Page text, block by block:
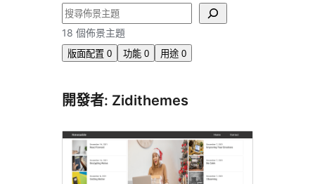
搜
尋
18 個佈景主題
版面配置 0 功能 0 用途 0
開發者: Zidithemes